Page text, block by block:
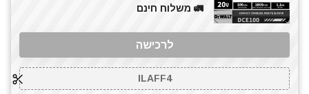
🚛 משלוח חינם
לרכישה
ILAFF4